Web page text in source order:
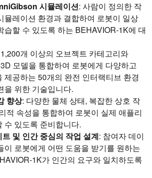
시뮬레이션: 사람이 정의한 작
뮬레이션 환경과 결합하여 로봇이 일상
습할 수 있도록 하는 BEHAVIOR-1K에 대
개 이상의 오브젝트 카테고리와
모델을 통합하여 로봇에게 다양하고
제공하는 50개의 완전 인터랙티브 환경
을 위한 기술입니다.
향상: 다양한 물체 상태, 복잡한 상호 작
적 속성을 통합하여 로봇이 실제 애플리
수 있도록 준비합니다.
및 인간 중심의 작업 설계: 참여자 데이
이 로봇에게 어떤 도움을 받기를 원하는
1K가 인간의 요구와 일치하도록